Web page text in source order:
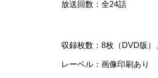
放送回数：全24話
収録枚数：8枚（DVD版）
レーベル：画像印刷あり